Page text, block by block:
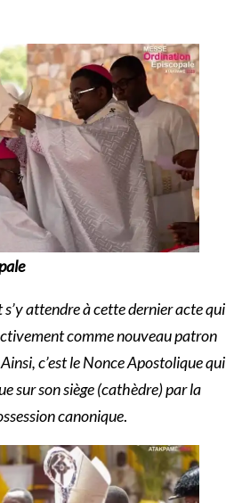
attendre à cette dernier acte qui
comme nouveau patron
Ainsi, c’est le Nonce Apostolique qui
sur son siège (cathèdre) par la
canonique.